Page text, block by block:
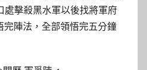
處擊殺黑水軍以後找將軍府
完陣法，全部領悟完五分鐘